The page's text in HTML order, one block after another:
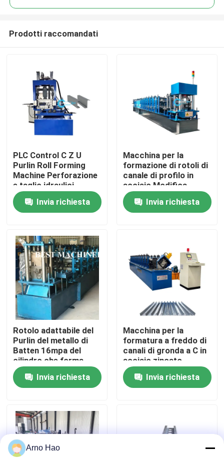
Casa
Prodotti
Giro della fabbrica
Controllo di qualità
Contattici
Notizie
Casi
rotolo dello strato del tetto che forma macchina
Rotolo di doppio strato che forma macchina
Prodotti raccomandati
PLC Control C Z U
Purlin Roll Forming
Machine Perforazione
e taglio idraulici
Invia richiesta
Macchina per la
formazione di rotoli di
canale di profilo in
acciaio Modifica
manuale dimensione C
Purlin 80-300mm Web
Size
Invia richiesta
Rotolo adattabile del
Purlin del metallo di
Batten 16mpa del
cilindro che forma
macchina
Invia richiesta
Macchina per la
formatura a freddo di
canali di gronda a C in
acciaio zincato
Invia richiesta
Arno Hao